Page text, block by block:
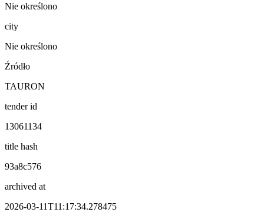
Nie określono
city
Nie określono
Źródło
TAURON
tender id
13061134
title hash
93a8c576
archived at
2026-03-11T11:17:34.278475